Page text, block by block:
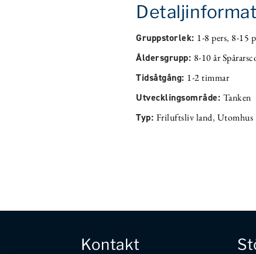
Gruppstorlek: 1-8 pers, 8-15
Åldersgrupp: 8-10 år
Tidsåtgång: 1-2 timmar
Utvecklingsområde: Tanken
Typ: Friluftsliv land, Utomhus
Kontakt